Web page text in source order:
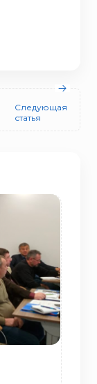
Следующая
статья